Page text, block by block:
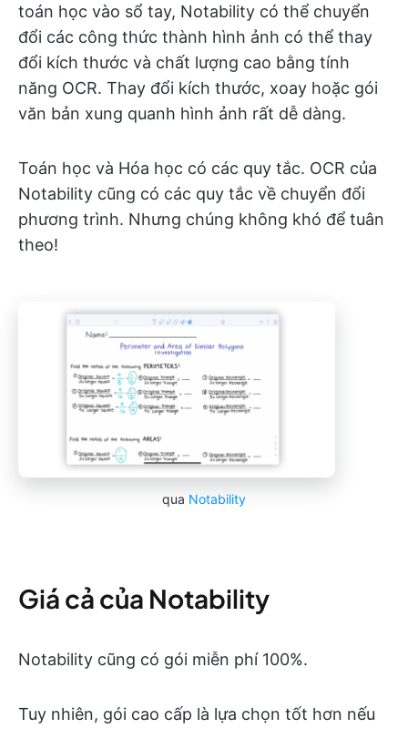
toán học vào sổ tay, Notability có thể chuyển
đổi các công thức thành hình ảnh có thể thay
đổi kích thước và chất lượng cao bằng tính
năng OCR. Thay đổi kích thước, xoay hoặc gói
văn bản xung quanh hình ảnh rất dễ dàng.
Toán học và Hóa học có các quy tắc. OCR của
Notability cũng có các quy tắc về chuyển đổi
phương trình. Nhưng chúng không khó để tuân
theo!
qua Notability
Giá cả của Notability
Notability cũng có gói miễn phí 100%.
Tuy nhiên, gói cao cấp là lựa chọn tốt hơn nếu